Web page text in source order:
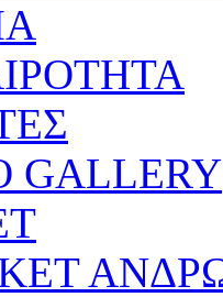
GALLERY